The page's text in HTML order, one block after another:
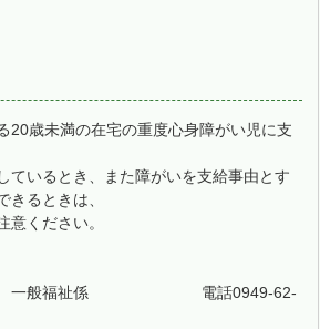
20歳未満の在宅の重度心身障がい児に支
いるとき、また障がいを支給事由とす
きるときは、
意ください。
福祉係 電話0949-62-